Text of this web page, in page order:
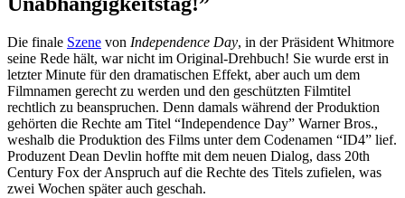
Die finale Szene von Independence Day, in der Präsident Whitmore
seine Rede hält, war nicht im Original-Drehbuch! Sie wurde erst in
letzter Minute für den dramatischen Effekt, aber auch um dem
Filmnamen gerecht zu werden und den geschützten Filmtitel
rechtlich zu beanspruchen. Denn damals während der Produktion
gehörten die Rechte am Titel “Independence Day” Warner Bros.,
weshalb die Produktion des Films unter dem Codenamen “ID4” lief.
Produzent Dean Devlin hoffte mit dem neuen Dialog, dass 20th
Century Fox der Anspruch auf die Rechte des Titels zufielen, was
zwei Wochen später auch geschah.